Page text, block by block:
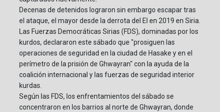
Decenas de detenidos lograron sin embargo escapar tras
el ataque, el mayor desde la derrota del EI en 2019 en Siria.
Las Fuerzas Democráticas Sirias (FDS), dominadas por los
kurdos, declararon este sábado que "prosiguen las
operaciones de seguridad en la ciudad de Hasake y en el
perímetro de la prisión de Ghwayran" con la ayuda de la
coalición internacional y las fuerzas de seguridad interior
kurdas.
Según las FDS, los enfrentamientos del sábado se
concentraron en los barrios al norte de Ghwayran, donde